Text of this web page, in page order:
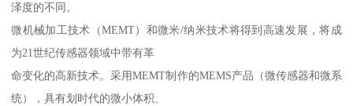
泽度的不同。
微机械加工技术（MEMT）和微米/纳米技术将得到高速发展，将成
为21世纪传感器领域中带有革
命变化的高新技术。采用MEMT制作的MEMS产品（微传感器和微系
统），具有划时代的微小体积、